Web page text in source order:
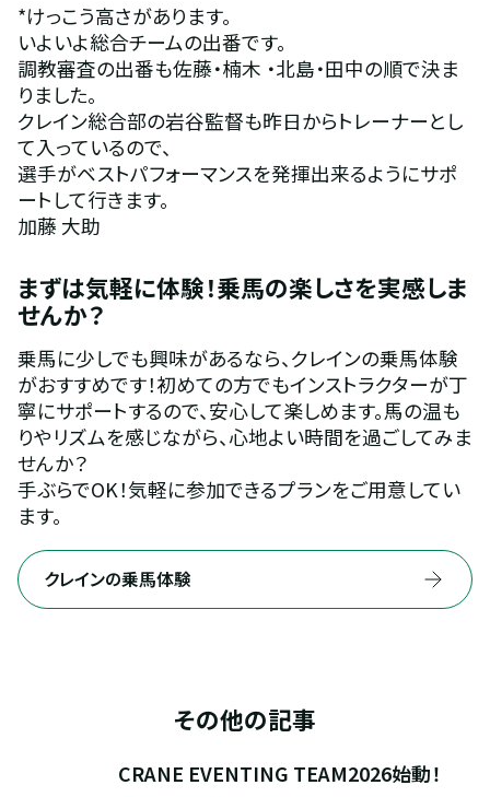
*けっこう高さがあります。
いよいよ総合チームの出番です。
調教審査の出番も佐藤・楠木 ・北島・田中の順で決ま
りました。
クレイン総合部の岩谷監督も昨日からトレーナーとし
て入っているので、
選手がベストパフォーマンスを発揮出来るようにサポ
ートして行きます。
加藤 大助
まずは気軽に体験！乗馬の楽しさを実感しま
せんか？
乗馬に少しでも興味があるなら、クレインの乗馬体験
がおすすめです！初めての方でもインストラクターが丁
寧にサポートするので、安心して楽しめます。馬の温も
りやリズムを感じながら、心地よい時間を過ごしてみま
せんか？
手ぶらでOK！気軽に参加できるプランをご用意してい
ます。
クレインの乗馬体験
その他の記事
CRANE EVENTING TEAM2026始動！